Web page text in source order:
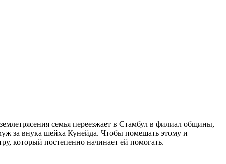
семья переезжает в Стамбул в филиал общины,
за внука шейха Кунейда. Чтобы помешать этому и
который постепенно начинает ей помогать.